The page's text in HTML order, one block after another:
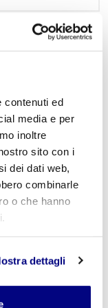
contenuti ed
media e per
inoltre
sito con i
dei dati web,
combinarle
o che hanno
dettagli
campi